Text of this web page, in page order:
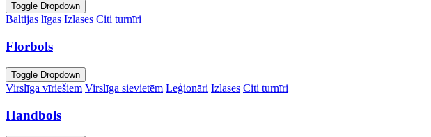
Toggle Dropdown
Baltijas līgas Izlases Citi turnīri
Florbols
Toggle Dropdown
Virslīga vīriešiem Virslīga sievietēm Leģionāri Izlases Citi turnīri
Handbols